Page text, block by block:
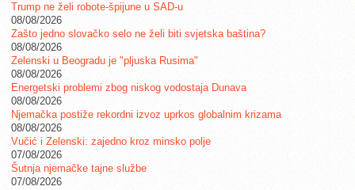
Trump ne želi robote-špijune u SAD-u
08/08/2026
Zašto jedno slovačko selo ne želi biti svjetska baština?
08/08/2026
Zelenski u Beogradu je "pljuska Rusima"
08/08/2026
Energetski problemi zbog niskog vodostaja Dunava
08/08/2026
Njemačka postiže rekordni izvoz uprkos globalnim krizama
08/08/2026
Vučić i Zelenski: zajedno kroz minsko polje
07/08/2026
Šutnja njemačke tajne službe
07/08/2026